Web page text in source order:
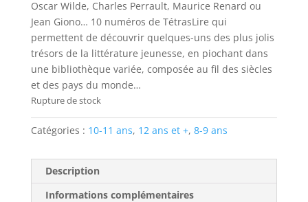
Oscar Wilde, Charles Perrault, Maurice Renard ou
Jean Giono… 10 numéros de TétrasLire qui
permettent de découvrir quelques-uns des plus jolis
trésors de la littérature jeunesse, en piochant dans
une bibliothèque variée, composée au fil des siècles
et des pays du monde…
Rupture de stock
Catégories : 10-11 ans, 12 ans et +, 8-9 ans
Description
Informations complémentaires